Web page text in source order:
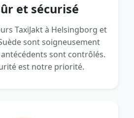
et sécurisé
TaxiJakt à Helsingborg et
sont soigneusement
sont contrôlés.
est notre priorité.